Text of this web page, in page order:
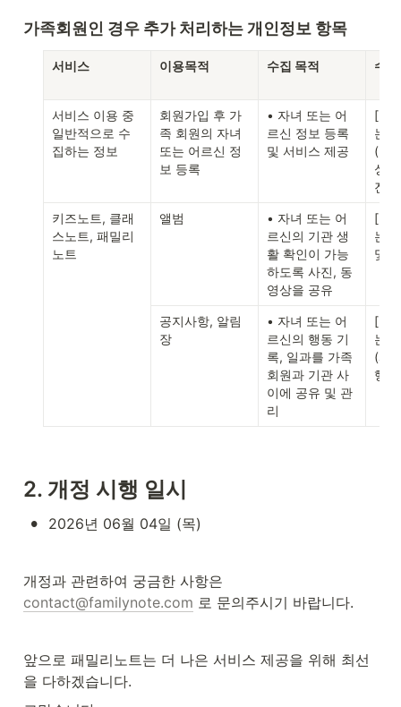
가족회원인 경우 추가 처리하는 개인정보 항목
서비스 이용목적 수집 목적 수
서비스 이용 중
일반적으로 수
집하는 정보
회원가입 후 가
족 회원의 자녀
또는 어르신 정
보 등록
• 자녀 또는 어
르신 정보 등록
및 서비스 제공
[필
는
(이
성
진)
키즈노트, 클래
스노트, 패밀리
노트
앨범
• 자녀 또는 어
르신의 기관 생
활 확인이 가능
하도록 사진, 동
영상을 공유
[필
는
및
공지사항, 알림
장
• 자녀 또는 어
르신의 행동 기
록, 일과를 가족
회원과 기관 사
이에 공유 및 관
리
[필
는
(사
행
2. 개정 시행 일시
• 2026년 06월 04일 (목)
contact@familynote.com 로 문의주시기 바랍니다.
앞으로 패밀리노트는 더 나은 서비스 제공을 위해 최선
을 다하겠습니다.